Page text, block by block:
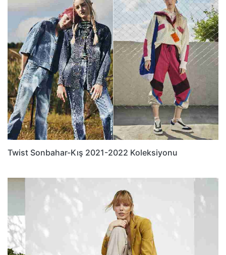
Twist Sonbahar-Kış 2021-2022 Koleksiyonu